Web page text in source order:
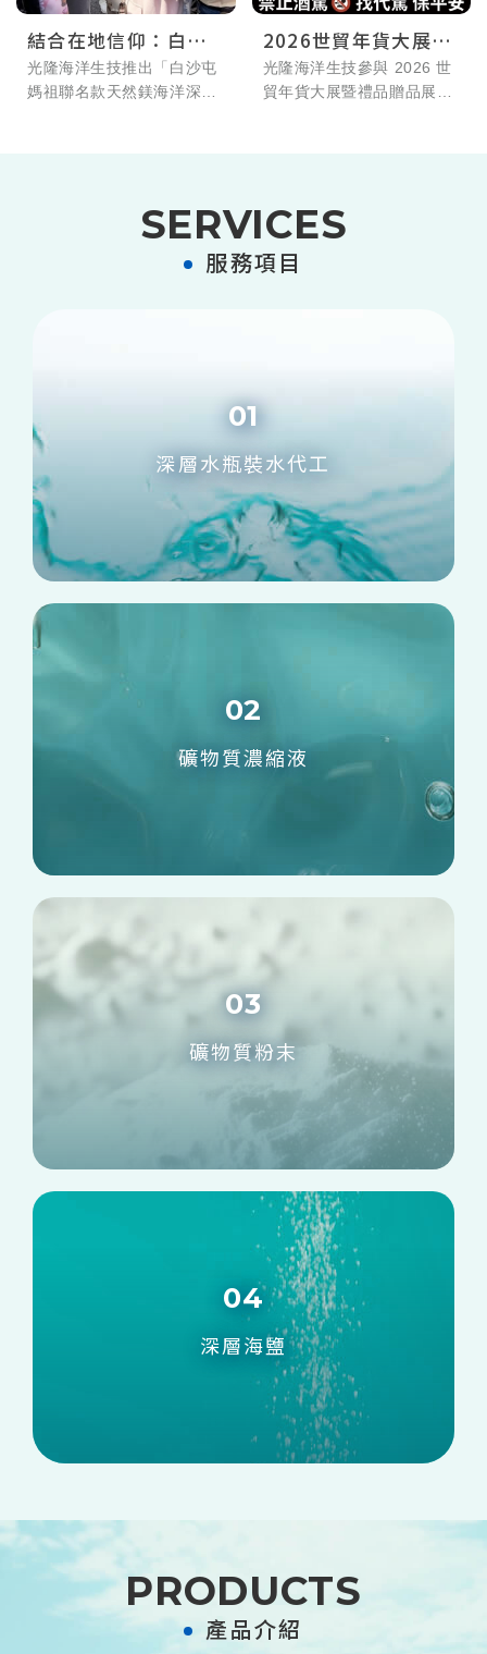
結合在地信仰：白沙
屯媽祖徒步進香指定
結緣水包裝
光隆海洋生技推出「白沙屯
媽祖聯名款天然鎂海洋深層
2026世貿年貨大展暨
禮品贈品展
光隆海洋生技參與 2026 世
貿年貨大展暨禮品贈品展，
SERVICES
服務項目
01
深層水瓶裝水代工
02
礦物質濃縮液
03
礦物質粉末
04
深層海鹽
PRODUCTS
產品介紹